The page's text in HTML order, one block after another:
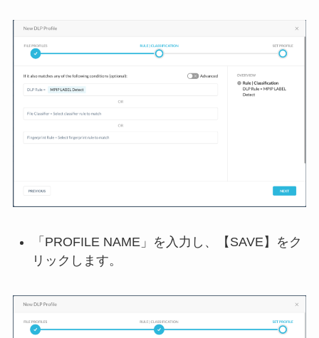
「PROFILE NAME」を入力し、【SAVE】をク
リックします。